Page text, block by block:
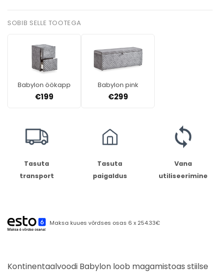
SOBIB SELLE TOOTEGA
Babylon öökapp
€199
Babylon pink
€299
Tasuta
transport
Tasuta
paigaldus
Vana
utiliseerimine
Maksa kuues võrdses osas 6 x 254.33€
Kontinentaalvoodi Babylon loob magamistoas stiilse